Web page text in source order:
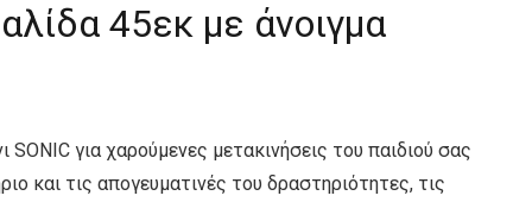
45εκ με άνοιγμα
για χαρούμενες μετακινήσεις του παιδιού σας
και τις απογευματινές του δραστηριότητες, τις